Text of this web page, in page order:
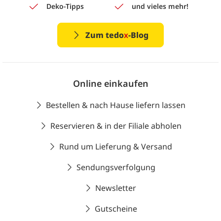
Deko-Tipps
und vieles mehr!
Zum tedox-Blog
Online einkaufen
Bestellen & nach Hause liefern lassen
Reservieren & in der Filiale abholen
Rund um Lieferung & Versand
Sendungsverfolgung
Newsletter
Gutscheine